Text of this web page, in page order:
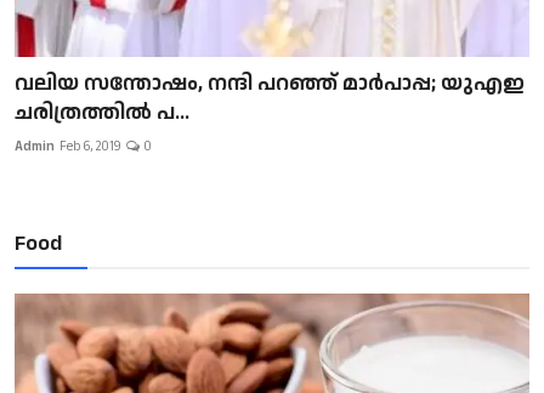
വലിയ സന്തോഷം, നന്ദി പറഞ്ഞ് മാർപാപ്പ; യുഎഇ
ചരിത്രത്തിൽ പ...
Admin Feb 6, 2019 0
Food